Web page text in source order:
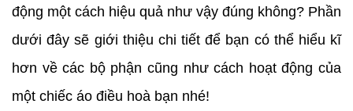
động một cách hiệu quả như vậy đúng không? Phần
dưới đây sẽ giới thiệu chi tiết để bạn có thể hiểu kĩ
hơn về các bộ phận cũng như cách hoạt động của
một chiếc áo điều hoà bạn nhé!